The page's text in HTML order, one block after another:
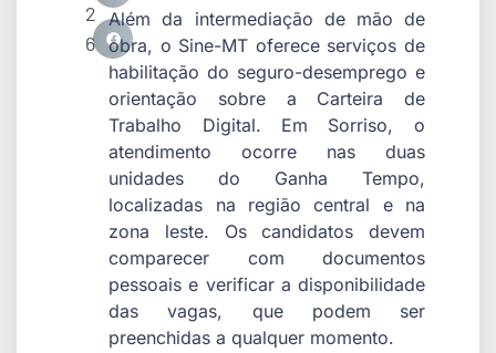
2
6
Além da intermediação de mão de
obra, o Sine-MT oferece serviços de
habilitação do seguro-desemprego e
orientação sobre a Carteira de
Trabalho Digital. Em Sorriso, o
atendimento ocorre nas duas
unidades do Ganha Tempo,
localizadas na região central e na
zona leste. Os candidatos devem
comparecer com documentos
pessoais e verificar a disponibilidade
das vagas, que podem ser
preenchidas a qualquer momento.